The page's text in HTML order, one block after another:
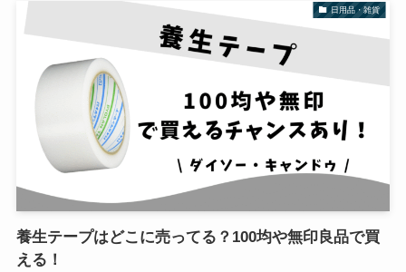
日用品・雑貨
養生テープはどこに売ってる？100均や無印良品で買
える！